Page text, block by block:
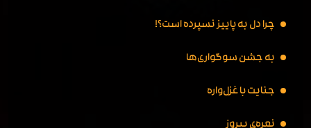
چرا دل به پاییز نسپرده است؟!
به جشن سوگواری‌ها
جنایت با غزل‌واره
نعره‌ی پیروز